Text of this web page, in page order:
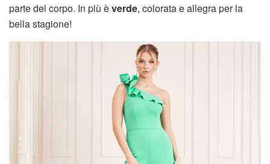
parte del corpo. In più èverde, colorata e allegra per la
bella stagione!